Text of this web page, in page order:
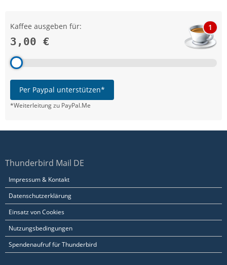
Kaffee ausgeben für:
3,00 €
1
Per Paypal unterstützen*
*Weiterleitung zu PayPal.Me
Thunderbird Mail DE
Impressum & Kontakt
Datenschutzerklärung
Einsatz von Cookies
Nutzungsbedingungen
Spendenaufruf für Thunderbird